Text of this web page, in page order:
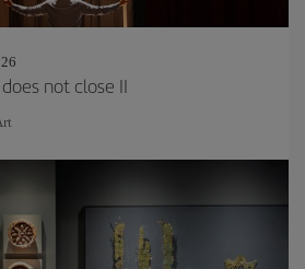
not close II